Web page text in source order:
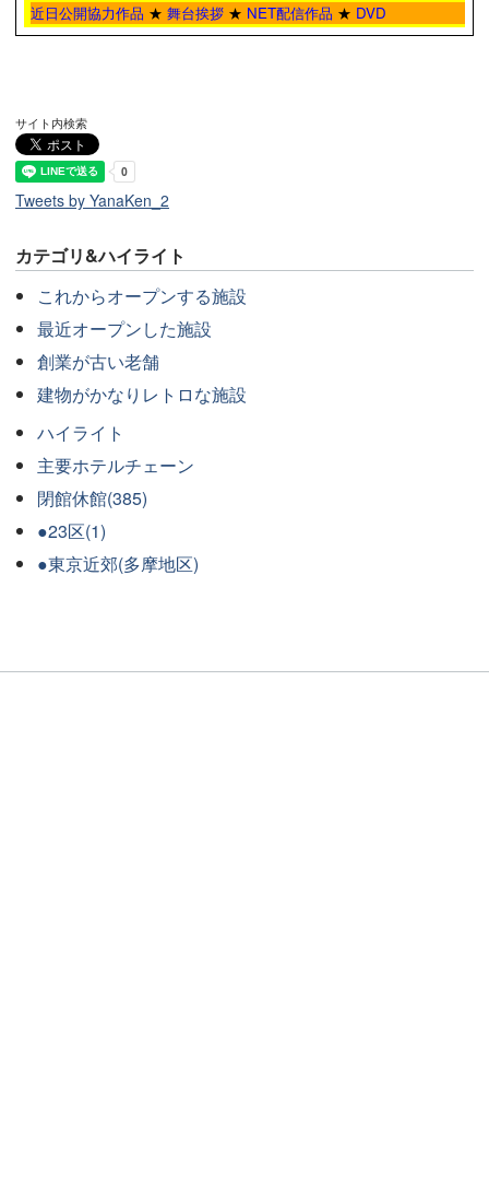
近日公開協力作品 ★ 舞台挨拶 ★ NET配信作品 ★ DVD
サイト内検索
Tweets by YanaKen_2
カテゴリ&ハイライト
これからオープンする施設
最近オープンした施設
創業が古い老舗
建物がかなりレトロな施設
ハイライト
主要ホテルチェーン
閉館休館(385)
●23区(1)
●東京近郊(多摩地区)